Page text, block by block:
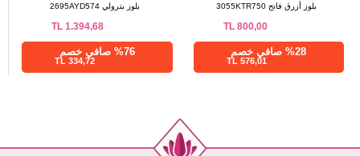
بلوز أزرق فاتح 3055KTR750
800,00
%28 صافي خصم
576,01 TL
بلوز سكري 3055KTR750
800,00
TL
%28 صافي خصم
576,01 TL